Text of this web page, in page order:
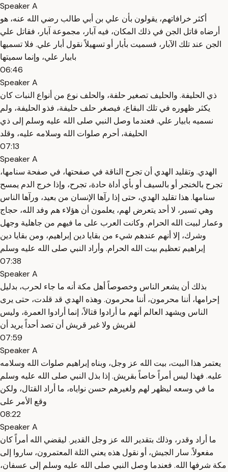
Speaker A
أكثر خرافاتهم، يقولون بأن علي بن أبي طالب رضي الله عنه، هو
أرضاه قاتل الجن في ذلك المكان، فيه آبار، مجموعة آبار، فقاتل علي
الجن عند تلك الآبار، فسميت بأبار أو تسهيلاً نقول أبار علي. فلا تسميها
بابيار علي، وإنما سميتها
06:46
Speaker A
ذي الحليفة. والحليف تصغير حلفة، والحلف نوع من أنواع النبات كان
يكثر ظهوره في تلك البقاع، فيصغر حلف حليفة، فذو الحليفة، ولم
نسميه بابيار علي. فعندما وصل النبي صلى الله عليه وسلم إلى ذي
الحليفة، أحرم صلوات الله وسلامه عليه، وقلد
07:13
Speaker A
الهدي. وتقليد الهدي أن تجرح الناقة في صفحتها، في صفحة سنامها،
تجرح بالخنجر أو بالسيف أو بأي أداة حادة، تجرح، وإذا خرج الدم يمسح
سنامها. هذا تقليد الهدي، حتى إذا رآها الإنسان من بعيد، ورآها الناس
وهي تسير، لا أحد يتعرض لهم، يعلمون أن هؤلاء هم وفد الله، حجاج
وعمار لبيت الله الحرام. وكانت العرب على ما فيهم من جاهلية وجهل
وشرك، إلا أنهم عندهم شيء من بقايا دين إبراهيم، ومن بقايا دين
إبراهيم تعظيم بيت الله الحرام. وأراد النبي صلى الله عليه وسلم
07:38
Speaker A
بذلك أن يشعر الناس وخصوصاً أهل مكة أنه ما جاء لحرب، بدليل
إحرامها، أننا محرمون، أننا محرمون. وهذه الهدي قد قلدت، حتى يرى
الناس ويشهد العالم أنهم ما أرادوا قتالاً، إنما أرادوا العمرة، وليس
لقريش ولا غير قريش أن تصد أحداً يريد أن
07:59
Speaker A
يعتمر هذا البيت، بيت الله عز وجل، وبناه إبراهيم صلوات الله وسلامه
عليه. فهذا ليس أمراً خاصاً بقريش. إذا بذل النبي صلى الله عليه وسلم
ما في وسعه ليظهر لهم ولغيرهم حسن نواياه، ما أراد القتال، ولكن
وقع الأمر على
08:22
Speaker A
ما أراد وقدر، وذلك بتقدير الله عز وجل القدير. ليقضي الله أمراً كان
مفعولاً. سار الجيش، أو نقول هذه يعني الثلة المعتمرون، ساروا إلى
مكة شرفها الله. فعندما وصل النبي صلى الله عليه وسلم إلى عسفان،